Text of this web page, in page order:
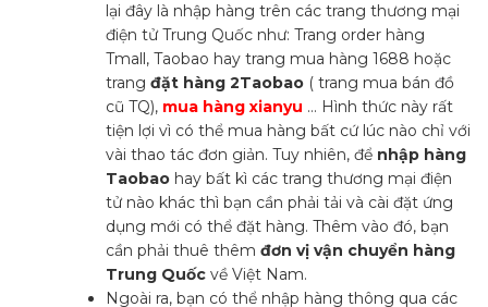
lại đây là nhập hàng trên các trang thương mại
điện tử Trung Quốc như: Trang order hàng
Tmall, Taobao hay trang mua hàng 1688 hoặc
trang đặt hàng 2Taobao ( trang mua bán đồ
cũ TQ), mua hàng xianyu … Hình thức này rất
tiện lợi vì có thể mua hàng bất cứ lúc nào chỉ với
vài thao tác đơn giản. Tuy nhiên, để nhập hàng
Taobao hay bất kì các trang thương mại điện
tử nào khác thì bạn cần phải tải và cài đặt ứng
dụng mới có thể đặt hàng. Thêm vào đó, bạn
cần phải thuê thêm đơn vị vận chuyển hàng
Trung Quốc về Việt Nam.
Ngoài ra, bạn có thể nhập hàng thông qua các